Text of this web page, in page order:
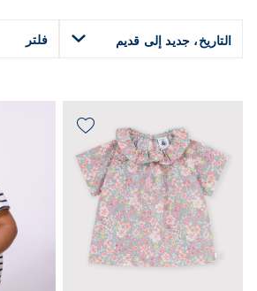
التاريخ، جديد إلى قديم فلتر